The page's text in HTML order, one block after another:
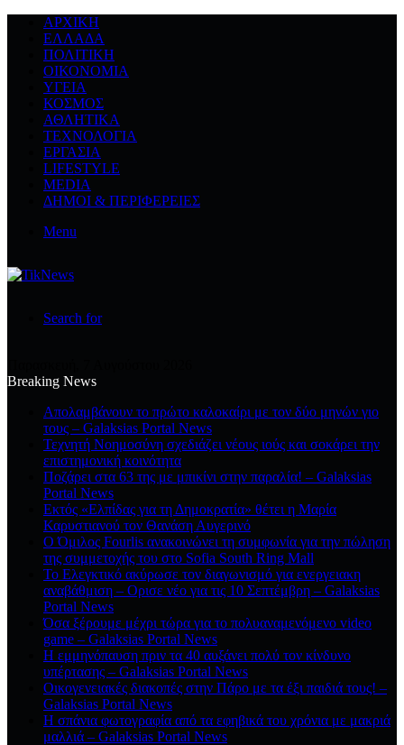
ΑΡΧΙΚΉ
ΕΛΛΆΔΑ
ΠΟΛΙΤΙΚΉ
ΟΙΚΟΝΟΜΊΑ
ΥΓΕΊΑ
ΚΌΣΜΟΣ
ΑΘΛΗΤΙΚΆ
ΤΕΧΝΟΛΟΓΙΆ
ΕΡΓΑΣΊΑ
LIFESTYLE
MEDIA
ΔΉΜΟΙ & ΠΕΡΙΦΈΡΕΙΕΣ
Menu
Search for
Breaking News
Απολαμβάνουν το πρώτο καλοκαίρι με τον δύο μηνών γιο
τους – Galaksias Portal News
Τεχνητή Νοημοσύνη σχεδιάζει νέους ιούς και σοκάρει την
επιστημονική κοινότητα
Ποζάρει στα 63 της με μπικίνι στην παραλία! – Galaksias
Portal News
Εκτός «Ελπίδας για τη Δημοκρατία» θέτει η Μαρία
Καρυστιανού τον Θανάση Αυγερινό
Ο Όμιλος Fourlis ανακοινώνει τη συμφωνία για την πώληση
της συμμετοχής του στο Sofia South Ring Mall
Το Ελεγκτικό ακύρωσε τον διαγωνισμό για ενεργειακη
αναβάθμιση – Ορισε νέο για τις 10 Σεπτέμβρη – Galaksias
Portal News
Όσα ξέρουμε μέχρι τώρα για το πολυαναμενόμενο video
game – Galaksias Portal News
Η εμμηνόπαυση πριν τα 40 αυξάνει πολύ τον κίνδυνο
υπέρτασης – Galaksias Portal News
Οικογενειακές διακοπές στην Πάρο με τα έξι παιδιά τους! –
Galaksias Portal News
Η σπάνια φωτογραφία από τα εφηβικά του χρόνια με μακριά
μαλλιά – Galaksias Portal News